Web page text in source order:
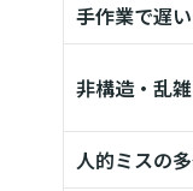
手作業で遅
非構造・乱
人的ミスの